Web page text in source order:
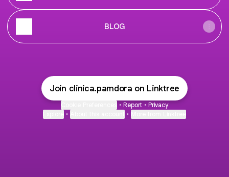
BLOG
Join clinica.pamdora on Linktree
• Report • Privacy
• •